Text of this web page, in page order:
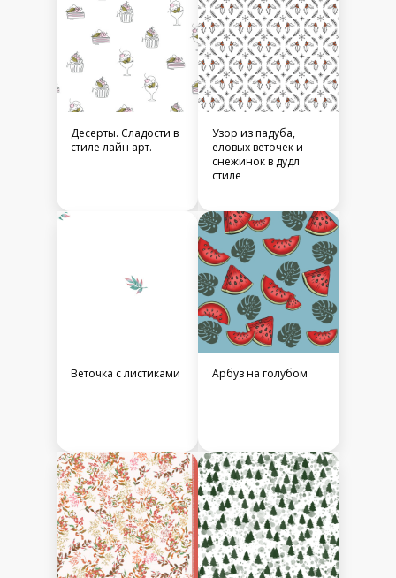
Десерты. Сладости в
стиле лайн арт.
Узор из падуба,
еловых веточек и
снежинок в дудл
стиле
Веточка с листиками Арбуз на голубом